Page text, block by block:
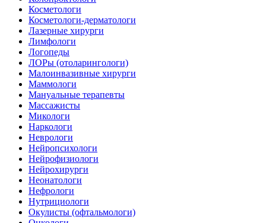
Косметологи
Косметологи-дерматологи
Лазерные хирурги
Лимфологи
Логопеды
ЛОРы (отоларингологи)
Малоинвазивные хирурги
Маммологи
Мануальные терапевты
Массажисты
Микологи
Наркологи
Неврологи
Нейропсихологи
Нейрофизиологи
Нейрохирурги
Неонатологи
Нефрологи
Нутрициологи
Окулисты (офтальмологи)